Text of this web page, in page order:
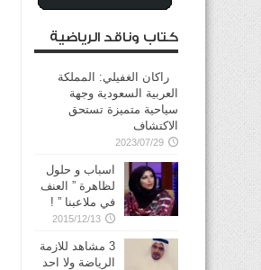
كتاب وناقد الرياضية
راكان الغفيلي: المملكة
العربية السعودية وجهة
سياحية متميزة تستحق
الاكتشاف
2023/07/29
اسباب و حلول
لظاهرة ” العنف
في ملاعبنا ” !
2015/12/13
3 مشاهد للازمة
الرياضة ولا احد